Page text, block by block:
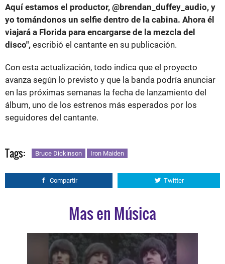
Aquí estamos el productor, @brendan_duffey_audio, y
yo tomándonos un selfie dentro de la cabina. Ahora él
viajará a Florida para encargarse de la mezcla del
disco", escribió el cantante en su publicación.
Con esta actualización, todo indica que el proyecto
avanza según lo previsto y que la banda podría anunciar
en las próximas semanas la fecha de lanzamiento del
álbum, uno de los estrenos más esperados por los
seguidores del cantante.
Tags: Bruce Dickinson Iron Maiden
Compartir Twitter
Mas en Música